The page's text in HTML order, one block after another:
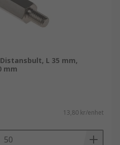
L 35 mm,
mm
13,80 kr/enhet